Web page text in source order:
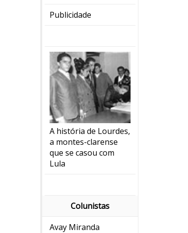
Publicidade
A história de Lourdes,
a montes-clarense
que se casou com
Lula
Colunistas
Avay Miranda